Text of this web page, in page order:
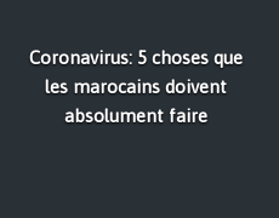
Coronavirus: 5 choses que
les marocains doivent
absolument faire